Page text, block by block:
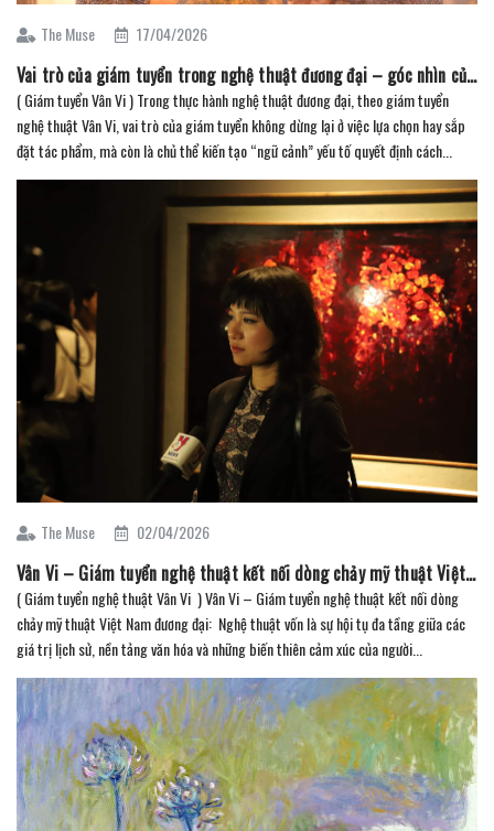
The Muse 17/04/2026
Vai trò của giám tuyển trong nghệ thuật đương đại – góc nhìn của giám tuyển Vân Vi
( Giám tuyển Vân Vi ) Trong thực hành nghệ thuật đương đại, theo giám tuyển
nghệ thuật Vân Vi, vai trò của giám tuyển không dừng lại ở việc lựa chọn hay sắp
đặt tác phẩm, mà còn là chủ thể kiến tạo “ngữ cảnh” yếu tố quyết định cách...
The Muse 02/04/2026
Vân Vi – Giám tuyển nghệ thuật kết nối dòng chảy mỹ thuật Việt Nam đương đại
( Giám tuyển nghệ thuật Vân Vi ) Vân Vi – Giám tuyển nghệ thuật kết nối dòng
chảy mỹ thuật Việt Nam đương đại: Nghệ thuật vốn là sự hội tụ đa tầng giữa các
giá trị lịch sử, nền tảng văn hóa và những biến thiên cảm xúc của người...